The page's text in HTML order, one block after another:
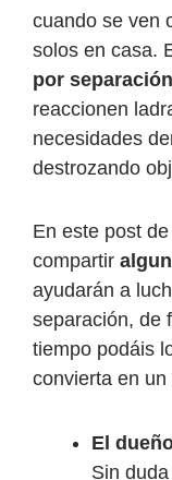
cuando se ven
solos en casa.
por separación
reaccionen
necesidades
destrozando
En este post de
compartir
ayudarán a
separación, de
tiempo podáis
convierta en
El
Sin